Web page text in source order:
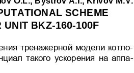
SCHEME
UNIT BKZ-160-100F
тренажерной модели котло-
такого ускорения на аппа-